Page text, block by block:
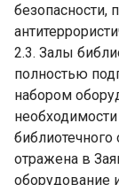
безопасности,
2.3. Залы
полностью
набором
отражена в
оборудование